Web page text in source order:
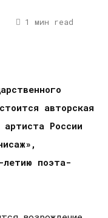
1 мин read
авторская
артиста России
летию поэта-